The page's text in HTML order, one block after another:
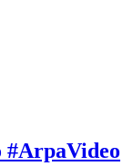
#ArpaVideo